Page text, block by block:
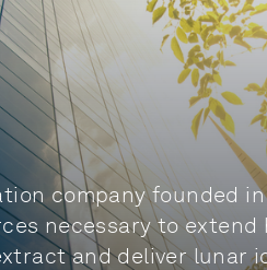
company founded
necessary to extend
and deliver lunar